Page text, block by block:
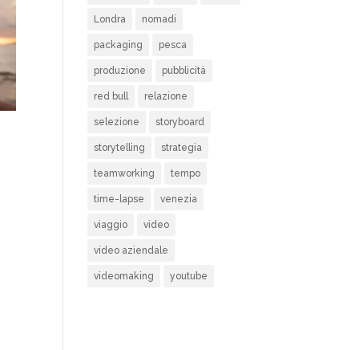
Londra nomadi
packaging pesca
produzione pubblicità
red bull relazione
selezione storyboard
storytelling strategia
teamworking tempo
time-lapse venezia
viaggio video
video aziendale
videomaking youtube